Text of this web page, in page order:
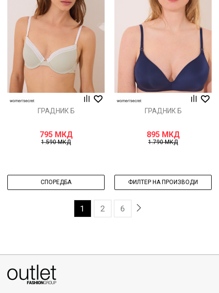
ГРАДНИК Б
795 МКД
1.590МКД
ГРАДНИК Б
895 МКД
1.790МКД
СПОРЕДБА ФИЛТЕР НА ПРОИЗВОДИ
1 2 6